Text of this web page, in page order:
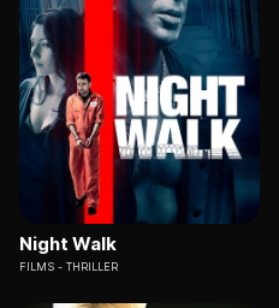
Night Walk
FILMS THRILLER